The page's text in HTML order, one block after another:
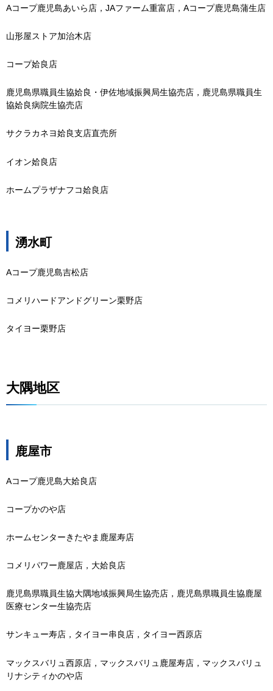
Aコープ鹿児島あいら店，JAファーム重富店，Aコープ鹿児島蒲生店
山形屋ストア加治木店
コープ姶良店
鹿児島県職員生協姶良・伊佐地域振興局生協売店，鹿児島県職員生
協姶良病院生協売店
サクラカネヨ姶良支店直売所
イオン姶良店
ホームプラザナフコ姶良店
湧水町
Aコープ鹿児島吉松店
コメリハードアンドグリーン栗野店
タイヨー栗野店
大隅地区
鹿屋市
Aコープ鹿児島大姶良店
コープかのや店
ホームセンターきたやま鹿屋寿店
コメリパワー鹿屋店，大姶良店
鹿児島県職員生協大隅地域振興局生協売店，鹿児島県職員生協鹿屋
医療センター生協売店
サンキュー寿店，タイヨー串良店，タイヨー西原店
マックスバリュ西原店，マックスバリュ鹿屋寿店，マックスバリュ
リナシティかのや店